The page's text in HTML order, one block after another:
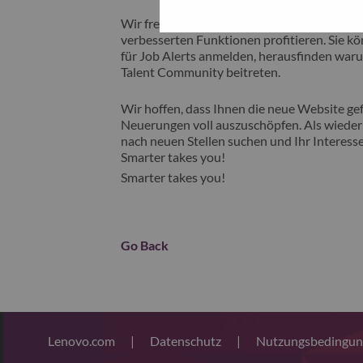
Wir freuen uns, Ihnen unsere neue
verbesserten Funktionen profitieren. Sie
für Job Alerts anmelden, herausfinden
Talent Community beitreten.
Wir hoffen, dass Ihnen die neue Website
Neuerungen voll auszuschöpfen. Als
nach neuen Stellen suchen und Ihr
Smarter takes you!
Smarter takes you!
Go Back
Lenovo.com | Datenschutz |